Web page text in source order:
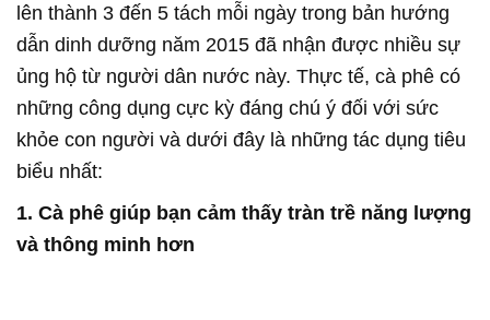
lên thành 3 đến 5 tách mỗi ngày trong bản hướng
dẫn dinh dưỡng năm 2015 đã nhận được nhiều sự
ủng hộ từ người dân nước này. Thực tế, cà phê có
những công dụng cực kỳ đáng chú ý đối với sức
khỏe con người và dưới đây là những tác dụng tiêu
biểu nhất:
1. Cà phê giúp bạn cảm thấy tràn trề năng lượng
và thông minh hơn